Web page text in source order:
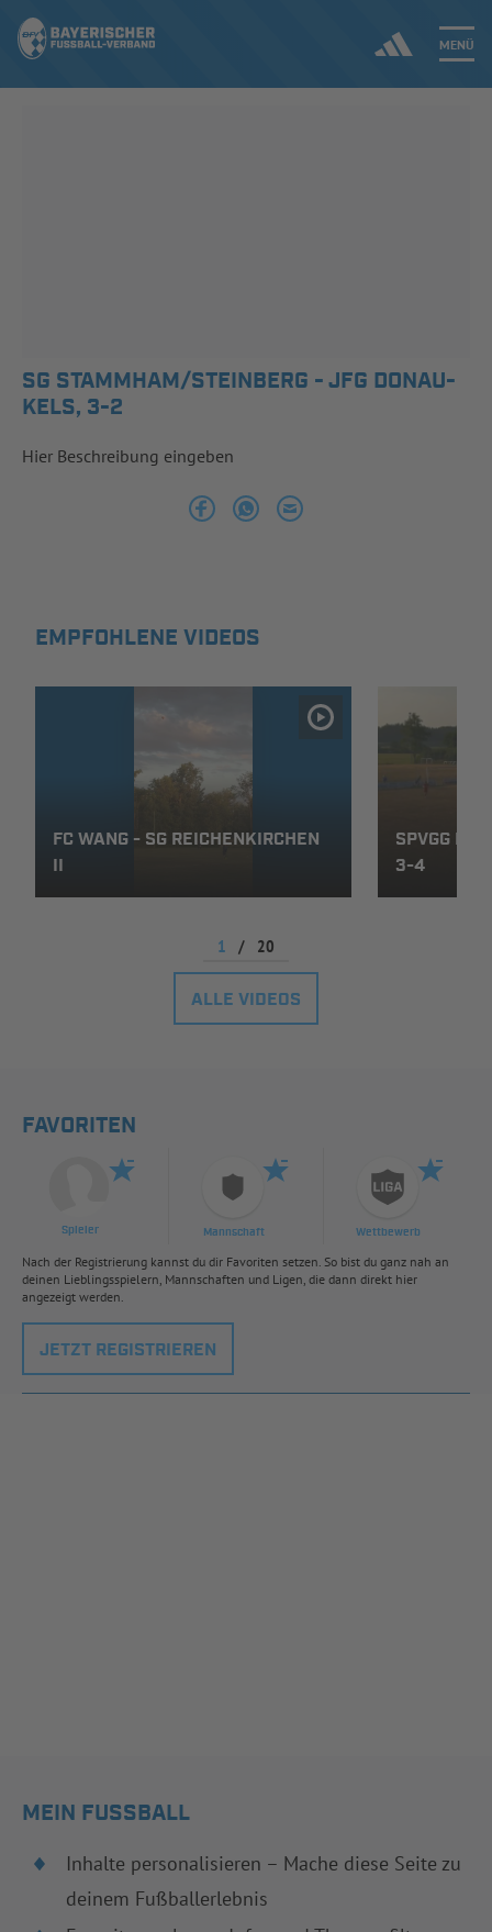
MENÜ
AUSBILDUNG & FÖRDERUNG
DER VERBAND
INFOTHEK SPIELPLUS
SG STAMMHAM/STEINBERG - JFG DONAU-
KELS, 3-2
Hier Beschreibung eingeben
EMPFOHLENE VIDEOS
FC WANG - SG REICHENKIRCHEN
II
SPVGG
3-4
1 / 20
ALLE VIDEOS
FAVORITEN
Spieler Mannschaft Wettbewerb
Nach der Registrierung kannst du dir Favoriten setzen. So bist du ganz nah an
deinen Lieblingsspielern, Mannschaften und Ligen, die dann direkt hier
angezeigt werden.
JETZT REGISTRIEREN
MEIN FUSSBALL
Inhalte personalisieren – Mache diese Seite zu
deinem Fußballerlebnis